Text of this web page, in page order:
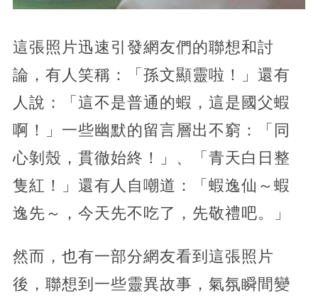
這張照片迅速引發網友們的聯想和討
論，有人笑稱：「孫文顯靈啦！」還有
人說：「這不是普通的蝦，這是國父蝦
啊！」一些幽默的留言層出不窮：「同
心剝殼，貫徹始終！」、「青天白日整
隻紅！」還有人自嘲道：「蝦逸仙～蝦
逸先～，今天先不吃了，先敬禮吧。」
然而，也有一部分網友看到這張照片
後，聯想到一些靈異故事，氣氛瞬間變